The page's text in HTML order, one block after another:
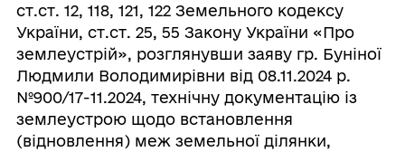
ст.ст. 12, 118, 121, 122 Земельного кодексу
України, ст.ст. 25, 55 Закону України «Про
землеустрій», розглянувши заяву гр. Буніної
Людмили Володимирівни від 08.11.2024 р.
№900/17-11.2024, технічну документацію із
землеустрою щодо встановлення
(відновлення) меж земельної ділянки,